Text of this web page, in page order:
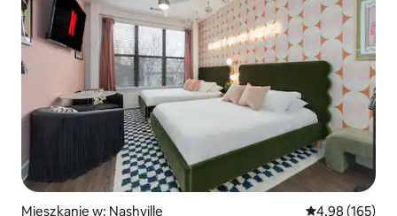
Mieszkanie w: Nashville Średnia
4,98 (165)